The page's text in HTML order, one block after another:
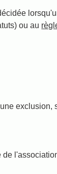
ou au
exclusion,
de